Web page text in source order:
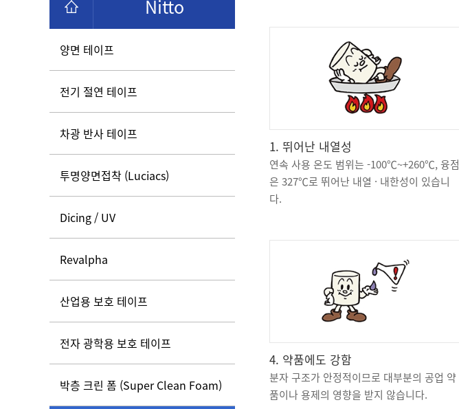
Nitto
양면 테이프
전기 절연 테이프
차광 반사 테이프
투명양면접착 (Luciacs)
Dicing / UV
Revalpha
산업용 보호 테이프
전자 광학용 보호 테이프
박층 크린 폼 (Super Clean Foam)
1. 뛰어난 내열성
연속 사용 온도 범위는 -100℃~+260℃, 융점
은 327℃로 뛰어난 내열 · 내한성이 있습니
다.
4. 약품에도 강함
분자 구조가 안정적이므로 대부분의 공업 약
품이나 용제의 영향을 받지 않습니다.